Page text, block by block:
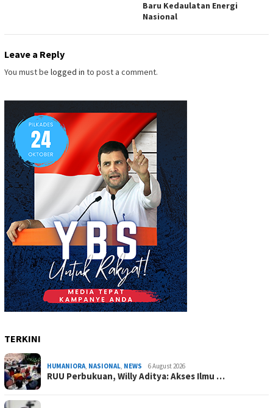
Baru Kedaulatan Energi
Nasional
Leave a Reply
You must be logged in to post a comment.
TERKINI
HUMANIORA, NASIONAL, NEWS 6 August 2026
RUU Perbukuan, Willy Aditya: Akses Ilmu …